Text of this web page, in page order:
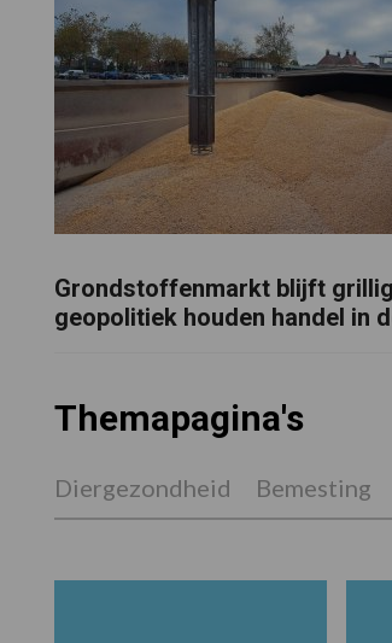
Grondstoffenmarkt blijft
geopolitiek houden handel in
Themapagina's
Diergezondheid Bemesting